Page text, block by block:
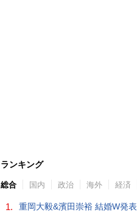
ランキング
総合 国内 政治 海外 経済
1. 重岡大毅&濱田崇裕 結婚W発表